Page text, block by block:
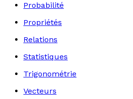
Probabilité
Propriétés
Relations
Statistiques
Trigonométrie
Vecteurs